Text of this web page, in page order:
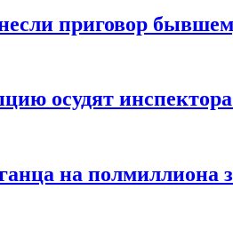
приговор
осудят
на полмиллиона